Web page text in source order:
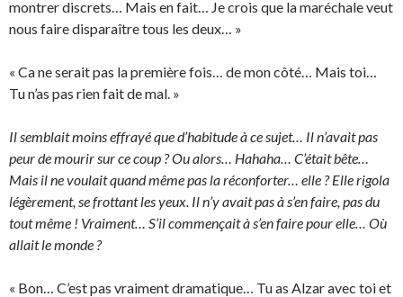
montrer discrets… Mais en fait… Je crois que la maréchale veut
nous faire disparaître tous les deux… »
« Ca ne serait pas la première fois… de mon côté… Mais toi…
Tu n’as pas rien fait de mal. »
Il semblait moins effrayé que d’habitude à ce sujet… Il n’avait pas
peur de mourir sur ce coup ? Ou alors… Hahaha… C’était bête…
Mais il ne voulait quand même pas la réconforter… elle ? Elle rigola
légèrement, se frottant les yeux. Il n’y avait pas à s’en faire, pas du
tout même ! Vraiment… S’il commençait à s’en faire pour elle… Où
allait le monde ?
« Bon… C’est pas vraiment dramatique… Tu as Alzar avec toi et